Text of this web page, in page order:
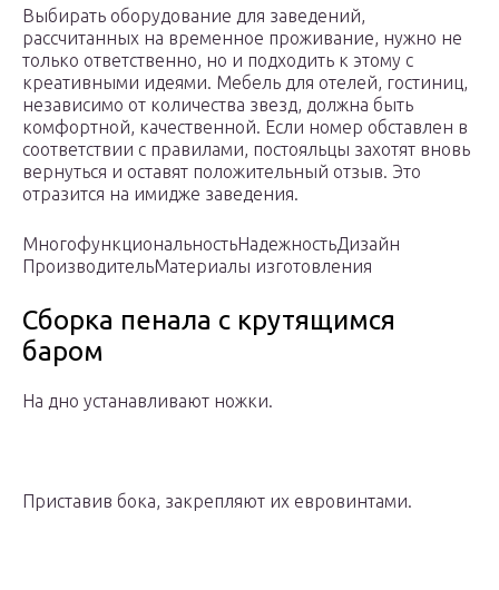
Выбирать оборудование для заведений,
рассчитанных на временное проживание, нужно не
только ответственно, но и подходить к этому с
креативными идеями. Мебель для отелей, гостиниц,
независимо от количества звезд, должна быть
комфортной, качественной. Если номер обставлен в
соответствии с правилами, постояльцы захотят вновь
вернуться и оставят положительный отзыв. Это
отразится на имидже заведения.
МногофункциональностьНадежностьДизайн
ПроизводительМатериалы изготовления
Сборка пенала с крутящимся
баром
На дно устанавливают ножки.
Приставив бока, закрепляют их евровинтами.